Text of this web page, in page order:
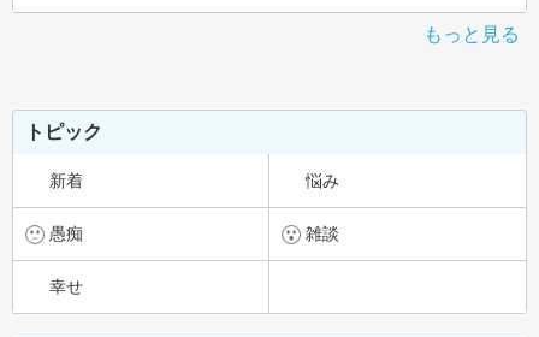
もっと見る
トピック
新着 悩み
愚痴 雑談
幸せ